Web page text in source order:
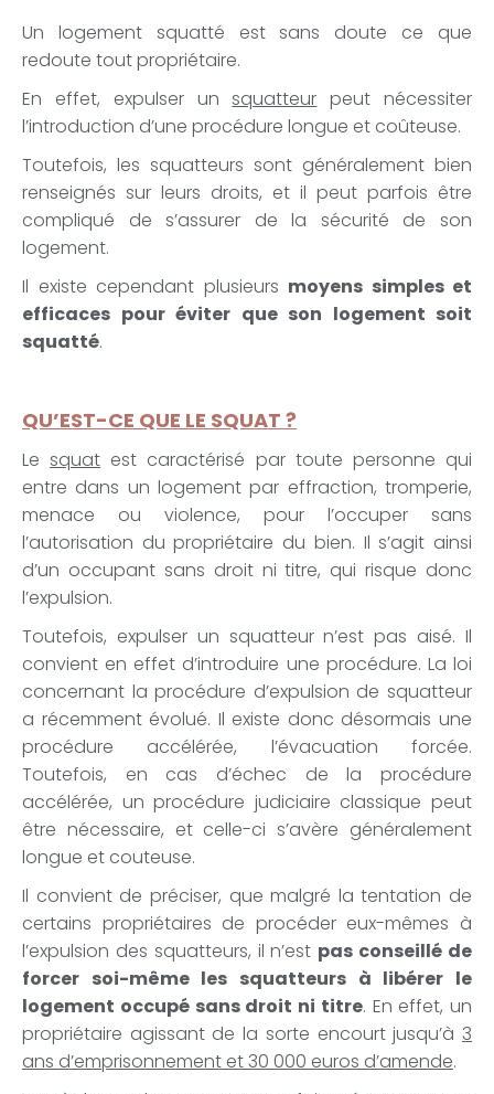
Un logement squatté est sans doute ce que
redoute tout propriétaire.
En effet, expulser unsquatteur peut nécessiter
l’introduction d’une procédure longue et coûteuse.
Toutefois, les squatteurs sont généralement bien
renseignés sur leurs droits, et il peut parfois être
compliqué de s’assurer de la sécurité de son
logement.
Il existe cependant plusieurs moyens simples et
efficaces pour éviter que son logement soit
squatté.
QU’EST-CE QUE LE SQUAT ?
Lesquat est caractérisé par toute personne qui
entre dans un logement par effraction, tromperie,
menace ou violence, pour l’occuper sans
l’autorisation du propriétaire du bien. Il s’agit ainsi
d’un occupant sans droit ni titre, qui risque donc
l’expulsion.
Toutefois, expulser un squatteur n’est pas aisé. Il
convient en effet d’introduire une procédure. La loi
concernant la procédure d’expulsion de squatteur
a récemment évolué. Il existe donc désormais une
procédure accélérée, l’évacuation forcée.
Toutefois, en cas d’échec de la procédure
accélérée, un procédure judiciaire classique peut
être nécessaire, et celle-ci s’avère généralement
longue et couteuse.
Il convient de préciser, que malgré la tentation de
certains propriétaires de procéder eux-mêmes à
l’expulsion des squatteurs, il n’est pas conseillé de
forcer soi-même les squatteurs à libérer le
logement occupé sans droit ni titre. En effet, un
propriétaire agissant de la sorte encourt jusqu’à 3
ans d’emprisonnement et 30 000 euros d’amende.